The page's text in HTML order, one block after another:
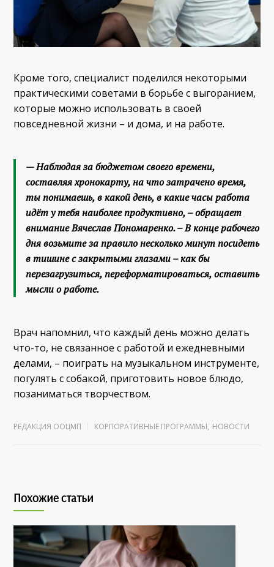
Кроме того, специалист поделился некоторыми
практическими советами в борьбе с выгоранием,
которые можно использовать в своей
повседневной жизни – и дома, и на работе.
— Наблюдая за бюджетом своего времени,
составляя хронокарту, на что затрачено время,
ты понимаешь, в какой день, в какие часы работа
идёт у тебя наиболее продуктивно, – обращает
внимание Вячеслав Пономаренко. – В конце рабочего
дня возьмите за правило несколько минут посидеть
в тишине с закрытыми глазами – как бы
перезагрузиться, переформатироваться, оставить
мысли о работе.
Врач напомнил, что каждый день можно делать
что-то, не связанное с работой и ежедневными
делами, – поиграть на музыкальном инструменте,
погулять с собакой, приготовить новое блюдо,
позаниматься творчеством.
РЕДАКЦИЯ ООЦМП КОРПОРАТИВНЫЕ ПРОГРАММЫ, НОВОСТИ
Похожие статьи